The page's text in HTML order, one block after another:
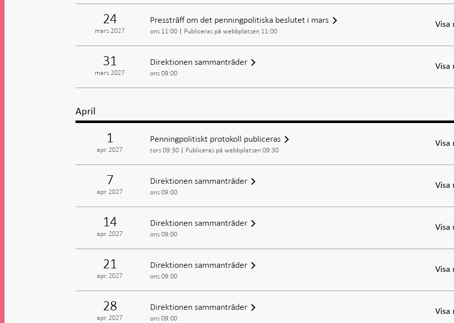
24
mars 2027
Pressträff om det penningpolitiska beslutet i mars
ons 11:00 Publiceras på webbplatsen 11:00
Visa
31
mars 2027
Direktionen sammanträder
ons 09:00
Visa
April
1
apr. 2027
Penningpolitiskt protokoll publiceras
tors 09:30 Publiceras på webbplatsen 09:30
Visa
7
apr. 2027
Direktionen sammanträder
ons 09:00
Visa
14
apr. 2027
Direktionen sammanträder
ons 09:00
Visa
21
apr. 2027
Direktionen sammanträder
ons 09:00
Visa
28
apr. 2027
Direktionen sammanträder
ons 09:00
Visa